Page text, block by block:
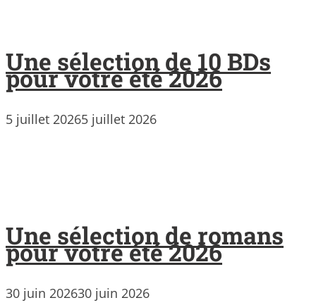
Une sélection de 10 BDs
pour votre été 2026
5 juillet 20265 juillet 2026
Une sélection de romans
pour votre été 2026
30 juin 202630 juin 2026